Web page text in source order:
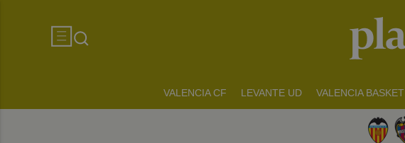
VALENCIA CF LEVANTE UD VALENCIA BASKET